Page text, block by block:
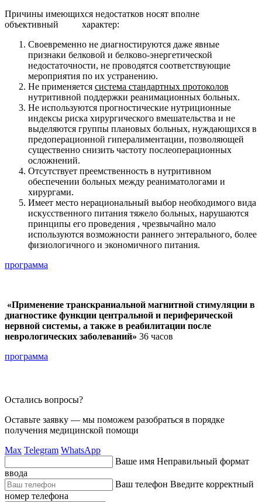
Причины имеющихся недостатков носят вполне
объективный характер:
Своевременно не диагностируются даже явные
признаки белковой и белково-энергетической
недостаточности, не проводятся соответствующие
мероприятия по их устранению.
Не применяется система стандартных протоколов
нутритивной поддержки реанимационных больных.
Не используются прогностические нутриционные
индексы риска хирургического вмешательства и не
выделяются группы плановых больных, нуждающихся в
предоперационной гипералиментации, позволяющей
существенно снизить частоту послеоперационных
осложнений.
Отсутствует преемственность в нутритивном
обеспечении больных между реаниматологами и
хирургами.
Имеет место нерациональный выбор необходимого вида
искусственного питания тяжело больных, нарушаются
принципы его проведения , чрезвычайно мало
используются возможности раннего энтерального, более
физиологичного и экономичного питания.
программа
«Применение транскраниальной магнитной стимуляции в
диагностике функции центральной и периферической
нервной системы, а также в реабилитации после
неврологических заболеваний» 36 часов
программа
Остались вопросы?
Оставьте заявку — мы поможем разобраться в порядке
получения медицинской помощи
Max Telegram WhatsApp
Ваше имя Неправильный формат
ввода
Ваш телефон Введите корректный
номер телефона